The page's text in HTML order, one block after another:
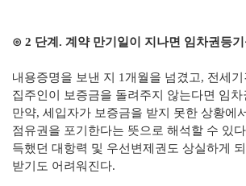
⊙ 2 단계. 계약 만기일이 지나면 임차권등
내용증명을 보낸 지 1개월을 넘겼고, 전세
집주인이 보증금을 돌려주지 않는다면 임
만약, 세입자가 보증금을 받지 못한 상황에
점유권을 포기한다는 뜻으로 해석할 수 있
득했던 대항력 및 우선변제권도 상실하게
받기도 어려워진다.